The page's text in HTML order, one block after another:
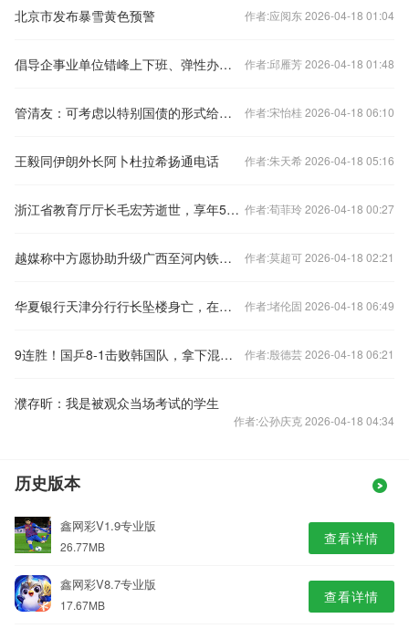
北京市发布暴雪黄色预警 作者:应阅东 2026-04-18 01:04
倡导企事业单位错峰上下班、弹性办公！北京发布七条响应措施 作者:邱雁芳 2026-04-18 01:48
管清友：可考虑以特别国债的形式给老百姓发现金补贴 作者:宋怡桂 2026-04-18 06:10
王毅同伊朗外长阿卜杜拉希扬通电话 作者:朱天希 2026-04-18 05:16
浙江省教育厅厅长毛宏芳逝世，享年58岁 作者:荀菲玲 2026-04-18 00:27
越媒称中方愿协助升级广西至河内铁路交通，外交部回应 作者:莫超可 2026-04-18 02:21
华夏银行天津分行行长坠楼身亡，在任刚满三年 作者:堵伦固 2026-04-18 06:49
9连胜！国乒8-1击败韩国队，拿下混合团体世界杯冠军 作者:殷德芸 2026-04-18 06:21
濮存昕：我是被观众当场考试的学生
作者:公孙庆克 2026-04-18 04:34
历史版本
鑫网彩V1.9专业版
26.77MB 查看详情
鑫网彩V8.7专业版
17.67MB 查看详情